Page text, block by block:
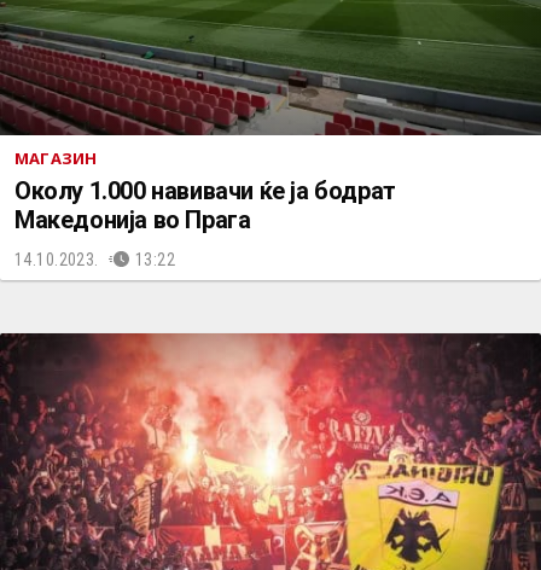
МАГАЗИН
Околу 1.000 навивачи ќе ја бодрат
Македонија во Прага
14.10.2023. 13:22